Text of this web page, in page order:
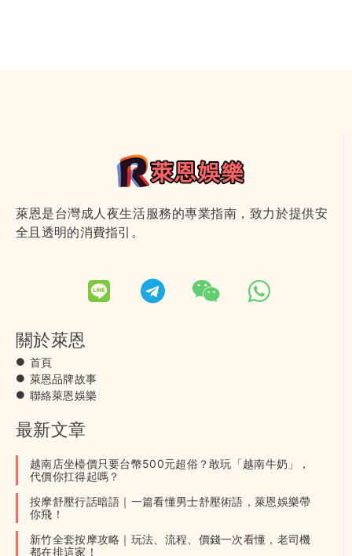
萊恩是台灣成人夜生活服務的專業指南，致力於提供安
全且透明的消費指引。
關於萊恩
首頁
萊恩品牌故事
聯絡萊恩娛樂
最新文章
越南店坐檯價只要台幣500元超俗？敢玩「越南牛奶」，
代價你扛得起嗎？
按摩舒壓行話暗語｜一篇看懂男士舒壓術語，萊恩娛樂帶
你飛！
新竹全套按摩攻略｜玩法、流程、價錢一次看懂，老司機
都在排這家！